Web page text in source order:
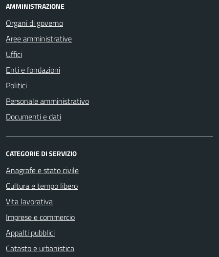
AMMINISTRAZIONE
Organi di governo
Aree amministrative
Uffici
Enti e fondazioni
Politici
Personale amministrativo
Documenti e dati
CATEGORIE DI SERVIZIO
Anagrafe e stato civile
Cultura e tempo libero
Vita lavorativa
Imprese e commercio
Appalti pubblici
Catasto e urbanistica